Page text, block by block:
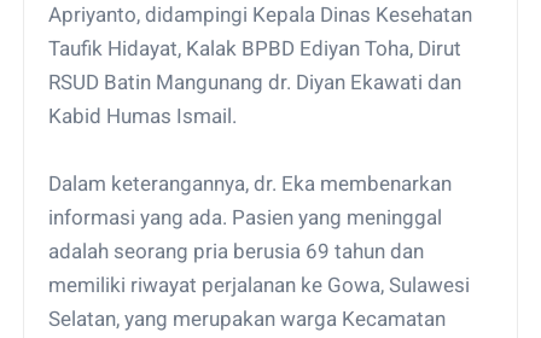
Apriyanto, didampingi Kepala Dinas Kesehatan
Taufik Hidayat, Kalak BPBD Ediyan Toha, Dirut
RSUD Batin Mangunang dr. Diyan Ekawati dan
Kabid Humas Ismail.
Dalam keterangannya, dr. Eka membenarkan
informasi yang ada. Pasien yang meninggal
adalah seorang pria berusia 69 tahun dan
memiliki riwayat perjalanan ke Gowa, Sulawesi
Selatan, yang merupakan warga Kecamatan